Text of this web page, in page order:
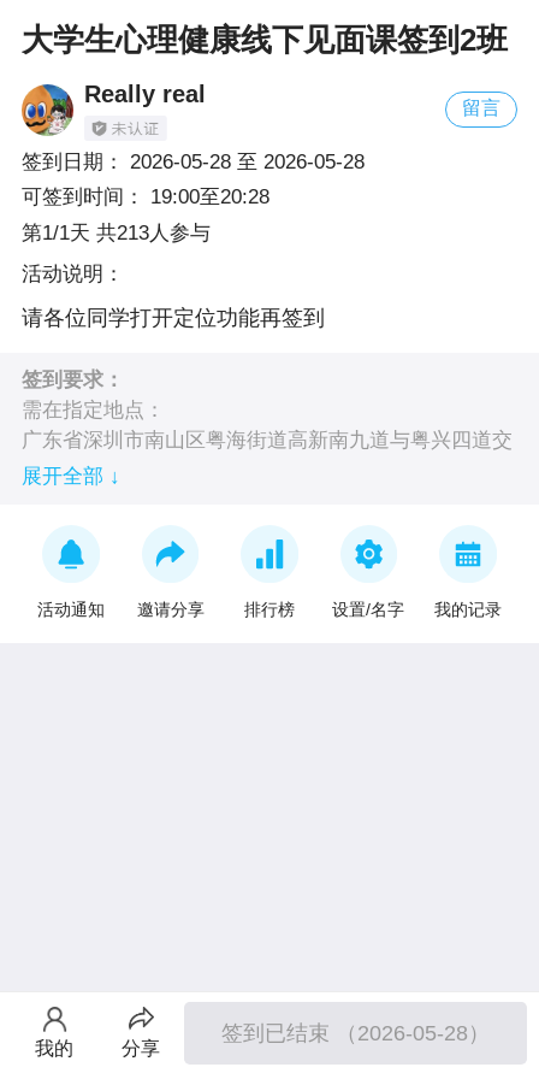
大学生心理健康线下见面课签到2班
Really real
留言
签到日期： 2026-05-28至 2026-05-28
可签到时间： 19:00至20:28
第1/1天 共213人参与
活动说明：
请各位同学打开定位功能再签到
签到要求：
需在指定地点：
广东省深圳市南山区粤海街道高新南九道与粤兴四道交
叉口西北角深圳大学沧海校区内深圳大学(沧海校区)致
展开全部 ↓
活动通知 邀请分享 排行榜 设置/名字 我的记录
我的 分享
签到已结束 （2026-05-28）